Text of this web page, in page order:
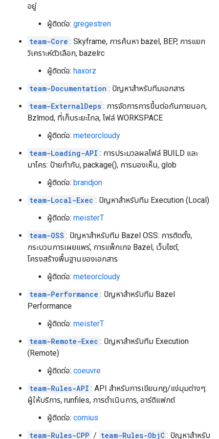
อยู่
ผู้ติดต่อ: gregestren
team-Core : Skyframe, การค้นหา bazel, BEP, การแยก
วิเคราะห์ตัวเลือก, bazelrc
ผู้ติดต่อ: haxorz
team-Documentation : ปัญหาสำหรับทีมเอกสาร
team-ExternalDeps : การจัดการการขึ้นต่อกันภายนอก,
Bzlmod, ที่เก็บระยะไกล, ไฟล์ WORKSPACE
ผู้ติดต่อ: meteorcloudy
team-Loading-API : การประมวลผลไฟล์ BUILD และ
มาโคร: ป้ายกำกับ, package(), การมองเห็น, glob
ผู้ติดต่อ: brandjon
team-Local-Exec : ปัญหาสำหรับทีม Execution (Local)
ผู้ติดต่อ: meisterT
team-OSS : ปัญหาสำหรับทีม Bazel OSS: การติดตั้ง,
กระบวนการเผยแพร่, การแพ็กเกจ Bazel, เว็บไซต์,
โครงสร้างพื้นฐานของเอกสาร
ผู้ติดต่อ: meteorcloudy
team-Performance : ปัญหาสำหรับทีม Bazel
Performance
ผู้ติดต่อ: meisterT
team-Remote-Exec : ปัญหาสำหรับทีม Execution
(Remote)
ผู้ติดต่อ: coeuvre
team-Rules-API : API สำหรับการเขียนกฎ/แง่มุมต่างๆ:
ผู้ให้บริการ, runfiles, การดำเนินการ, อาร์ติแฟกต์
ผู้ติดต่อ: comius
team-Rules-CPP / team-Rules-ObjC : ปัญหาสำหรับ